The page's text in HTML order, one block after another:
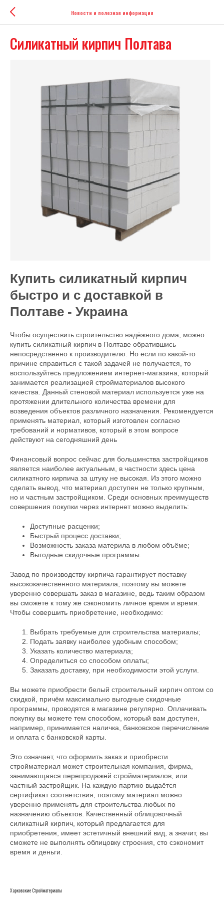
Новости и полезная информация
Силикатный кирпич Полтава
Купить силикатный кирпич
быстро и с доставкой в
Полтаве - Украина
Чтобы осуществить строительство надёжного дома, можно
купить силикатный кирпич в Полтаве обратившись
непосредственно к производителю. Но если по какой-то
причине справиться с такой задачей не получается, то
воспользуйтесь предложением интернет-магазина, который
занимается реализацией стройматериалов высокого
качества. Данный стеновой материал используется уже на
протяжении длительного количества времени для
возведения объектов различного назначения. Рекомендуется
применять материал, который изготовлен согласно
требований и нормативов, который в этом вопросе
действуют на сегодняшний день
Финансовый вопрос сейчас для большинства застройщиков
является наиболее актуальным, в частности здесь цена
силикатного кирпича за штуку не высокая. Из этого можно
сделать вывод, что материал доступен не только крупным,
но и частным застройщиком. Среди основных преимуществ
совершения покупки через интернет можно выделить:
Доступные расценки;
Быстрый процесс доставки;
Возможность заказа материла в любом объёме;
Выгодные скидочные программы.
Завод по производству кирпича гарантирует поставку
высококачественного материала, поэтому вы можете
уверенно совершать заказ в магазине, ведь таким образом
вы сможете к тому же сэкономить личное время и время.
Чтобы совершить приобретение, необходимо:
Выбрать требуемые для строительства материалы;
Подать заявку наиболее удобным способом;
Указать количество материала;
Определиться со способом оплаты;
Заказать доставку, при необходимости этой услуги.
Вы можете приобрести белый строительный кирпич оптом со
скидкой, причём максимально выгодные скидочные
программы, проводятся в магазине регулярно. Оплачивать
покупку вы можете тем способом, который вам доступен,
например, принимается наличка, банковское перечисление
и оплата с банковской карты.
Это означает, что оформить заказ и приобрести
стройматериал может строительная компания, фирма,
занимающаяся перепродажей стройматериалов, или
частный застройщик. На каждую партию выдаётся
сертификат соответствия, поэтому материал можно
уверенно применять для строительства любых по
назначению объектов. Качественный облицовочный
силикатный кирпич, который предлагается для
приобретения, имеет эстетичный внешний вид, а значит, вы
сможете не выполнять облицовку строения, сто сэкономит
время и деньги.
Харковские Стройматериалы